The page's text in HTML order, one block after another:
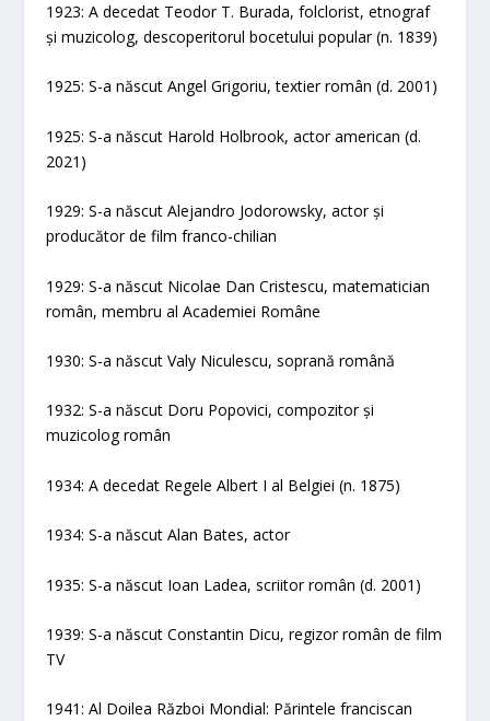
1923: A decedat Teodor T. Burada, folclorist, etnograf
și muzicolog, descoperitorul bocetului popular (n. 1839)
1925: S-a născut Angel Grigoriu, textier român (d. 2001)
1925: S-a născut Harold Holbrook, actor american (d.
2021)
1929: S-a născut Alejandro Jodorowsky, actor și
producător de film franco-chilian
1929: S-a născut Nicolae Dan Cristescu, matematician
român, membru al Academiei Române
1930: S-a născut Valy Niculescu, soprană română
1932: S-a născut Doru Popovici, compozitor și
muzicolog român
1934: A decedat Regele Albert I al Belgiei (n. 1875)
1934: S-a născut Alan Bates, actor
1935: S-a născut Ioan Ladea, scriitor român (d. 2001)
1939: S-a născut Constantin Dicu, regizor român de film
TV
1941: Al Doilea Război Mondial: Părintele franciscan